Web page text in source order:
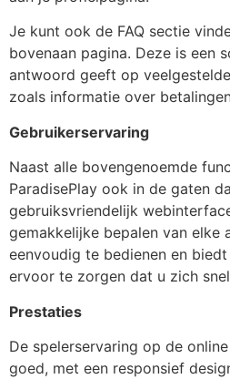
Je kunt ook de FAQ sectie
bovenaan pagina. Deze is een
antwoord geeft op
zoals informatie over
Gebruikerservaring
Naast alle bovengenoemde
ParadisePlay ook in de gaten
gebruiksvriendelijk
gemakkelijke bepalen van elke
eenvoudig te bedienen en
ervoor te zorgen dat u zich
Prestaties
De spelerservaring op de
goed, met een responsief